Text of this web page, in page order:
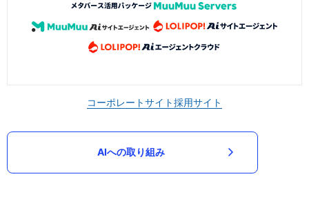
コーポレートサイト採用サイト
AIへの取り組み